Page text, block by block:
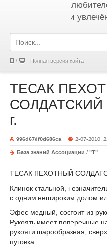
и
Полная версия сайта
ТЕСАК
СОЛДАТСКИЙ
г.
996d67df0d686ca 2-07-2010,
База знаний Ассоциации / "Т"
ТЕСАК ПЕХОТНЫЙ
Клинок стальной,
с одним нешироким долом
Эфес медный, состоит из
Рукоять имеет поперечные
рукояти шарообраз­ная,
пуговка.